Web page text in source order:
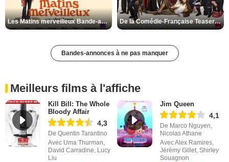
Les Matins merveilleux Bande-annonce VF De la Comédie-Française Teaser VF
Bandes-annonces à ne pas manquer
Meilleurs films à l'affiche
Kill Bill: The Whole
Bloody Affair
4,3
De Quentin Tarantino
Avec Uma Thurman,
David Carradine, Lucy
Liu
Jim Queen
4,1
De Marco Nguyen,
Nicolas Athane
Avec Alex Ramires,
Jérémy Gillet, Shirley
Souagnon